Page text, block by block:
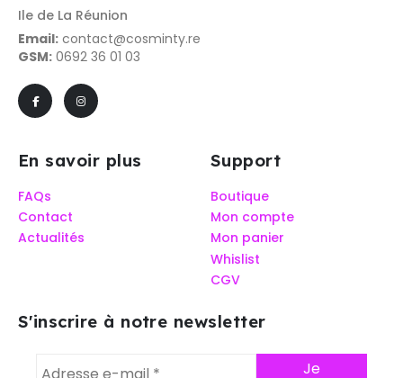
Ile de La Réunion
Email: contact@cosminty.re
GSM: 0692 36 01 03
En savoir plus
FAQs
Contact
Actualités
Support
Boutique
Mon compte
Mon panier
Whislist
CGV
S'inscrire à notre newsletter